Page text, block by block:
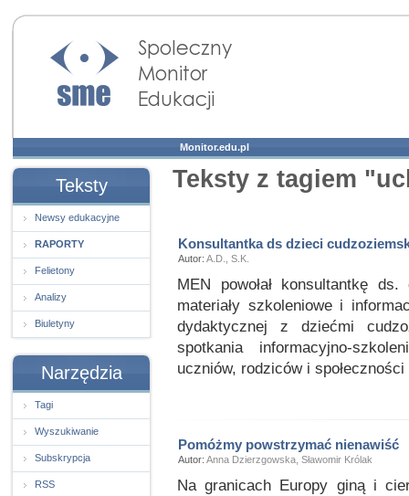
Społeczny Monitor
Edukacji
Monitor.edu.pl
Teksty
Newsy edukacyjne
RAPORTY
Felietony
Analizy
Biuletyny
Narzędzia
Tagi
Wyszukiwanie
Subskrypcja
RSS
Teksty z tagiem
Konsultantka ds dzieci
Autor: A.D., S.K.
MEN powołał konsultantkę
materiały szkoleniowe i
dydaktycznej z dziećmi
spotkania informacyjno-
uczniów, rodziców i
Pomóżmy powstrzymać nienawiść
Autor: Anna Dzierzgowska, Sławomir Królak
Na granicach Europy giną i